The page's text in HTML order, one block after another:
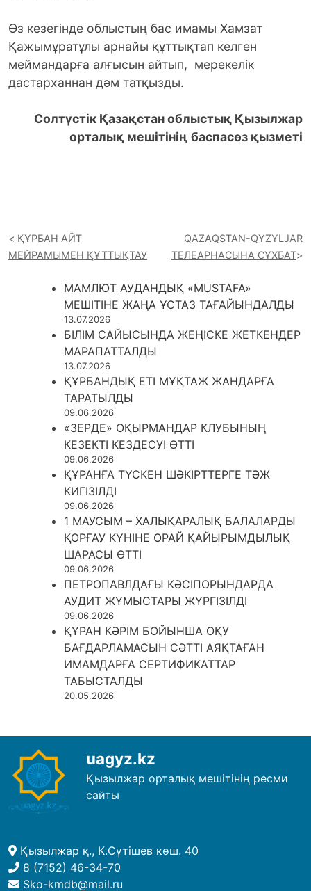
Өз кезегінде облыстың бас имамы Хамзат
Қажымұратұлы арнайы құттықтап келген
меймандарға алғысын айтып, мерекелік
дастарханнан дәм татқызды.
Солтүстік Қазақстан облыстық Қызылжар
орталық мешітінің баспасөз қызметі
ҚҰРБАН АЙТ
МЕЙРАМЫМЕН ҚҰТТЫҚТАУ
QAZAQSTAN-QYZYLJAR
ТЕЛЕАРНАСЫНА СҰХБАТ
МАМЛЮТ АУДАНДЫҚ «MUSTAFA»
МЕШІТІНЕ ЖАҢА ҰСТАЗ ТАҒАЙЫНДАЛДЫ
13.07.2026
БІЛІМ САЙЫСЫНДА ЖЕҢІСКЕ ЖЕТКЕНДЕР
МАРАПАТТАЛДЫ
13.07.2026
ҚҰРБАНДЫҚ ЕТІ МҰҚТАЖ ЖАНДАРҒА
ТАРАТЫЛДЫ
09.06.2026
«ЗЕРДЕ» ОҚЫРМАНДАР КЛУБЫНЫҢ
КЕЗЕКТІ КЕЗДЕСУІ ӨТТІ
09.06.2026
ҚҰРАНҒА ТҮСКЕН ШӘКІРТТЕРГЕ ТӘЖ
КИГІЗІЛДІ
09.06.2026
1 МАУСЫМ – ХАЛЫҚАРАЛЫҚ БАЛАЛАРДЫ
ҚОРҒАУ КҮНІНЕ ОРАЙ ҚАЙЫРЫМДЫЛЫҚ
ШАРАСЫ ӨТТІ
09.06.2026
ПЕТРОПАВЛДАҒЫ КӘСІПОРЫНДАРДА
АУДИТ ЖҰМЫСТАРЫ ЖҮРГІЗІЛДІ
09.06.2026
ҚҰРАН КӘРІМ БОЙЫНША ОҚУ
БАҒДАРЛАМАСЫН СӘТТІ АЯҚТАҒАН
ИМАМДАРҒА СЕРТИФИКАТТАР
ТАБЫСТАЛДЫ
20.05.2026
uagyz.kz
Қызылжар орталық мешітінің ресми
сайты
Қызылжар қ., К.Сүтішев көш. 40
8 (7152) 46-34-70
Sko-kmdb@mail.ru